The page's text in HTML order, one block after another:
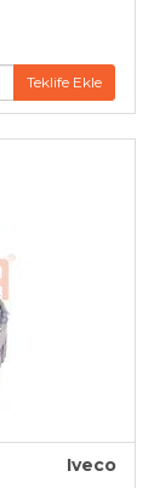
Teklife Ekle
Iveco